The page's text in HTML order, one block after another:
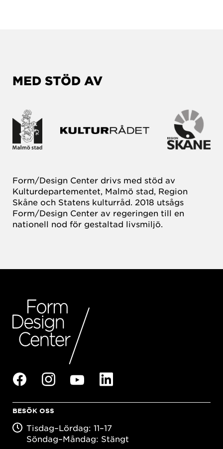
MED STÖD AV
Form/Design Center drivs med stöd av
Kulturdepartementet, Malmö stad, Region
Skåne och Statens kulturråd. 2018 utsågs
Form/Design Center av regeringen till en
nationell nod för gestaltad livsmiljö.
BESÖK OSS
Tisdag–Lördag: 11–17
Söndag–Måndag: Stängt